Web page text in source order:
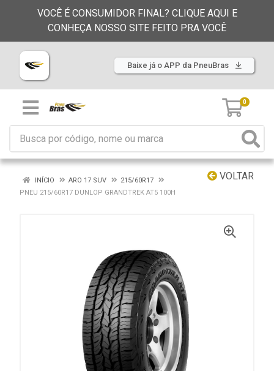
VOCÊ É CONSUMIDOR FINAL? CLIQUE AQUI E
CONHEÇA NOSSO SITE FEITO PRA VOCÊ
Baixe já o APP da PneuBras
0
VOLTAR
INÍCIO ARO 17 SUV
215/60R17
PNEU 215/60R17 DUNLOP GRANDTREK AT5 100H